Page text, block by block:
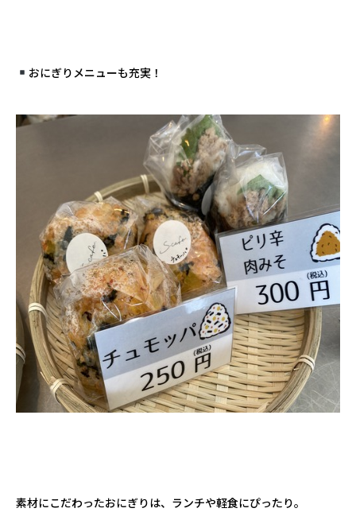
おにぎりメニューも充実！
素材にこだわったおにぎりは、ランチや軽食にぴったり。